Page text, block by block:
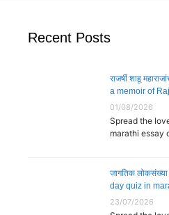
Recent Posts
राजर्षी शाहू
a memoir of
01/08/2026
Spread the
marathi essay
जागतिक
day quiz in
23/07/2026